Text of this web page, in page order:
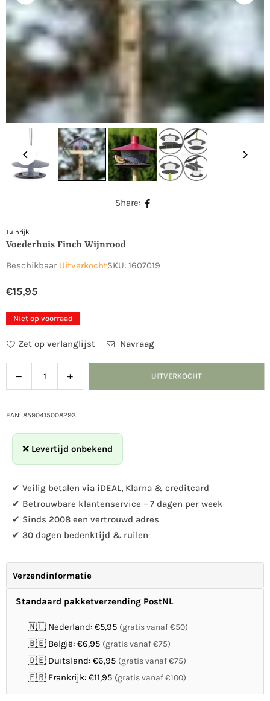
Share:
Tuinrijk
Voederhuis Finch Wijnrood
Beschikbaar UitverkochtSKU: 1607019
Normale
prijs
€15,95
Niet op voorraad
Zet op verlanglijst Navraag
Hoeveelheid
Verlaag
de
voor
wijnrood
Verhoog
de
voor
wijnrood
UITVERKOCHT
EAN: 8590415008293
❌ Levertijd onbekend
✔ Veilig betalen via iDEAL, Klarna & creditcard
✔ Betrouwbare klantenservice – 7 dagen per week
✔ Sinds 2008 een vertrouwd adres
✔ 30 dagen bedenktijd & ruilen
Verzendinformatie
Standaard pakketverzending PostNL
🇳🇱 Nederland: €5,95 (gratis vanaf €50)
🇧🇪 België: €6,95 (gratis vanaf €75)
🇩🇪 Duitsland: €6,95 (gratis vanaf €75)
🇫🇷 Frankrijk: €11,95 (gratis vanaf €100)